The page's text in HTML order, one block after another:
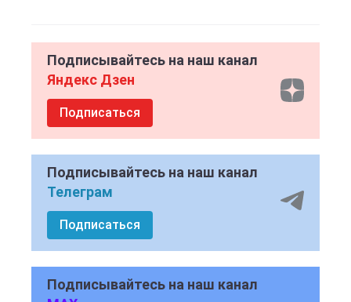
Подписывайтесь на наш канал
Яндекс Дзен
Подписаться
Подписывайтесь на наш канал
Телеграм
Подписаться
Подписывайтесь на наш канал